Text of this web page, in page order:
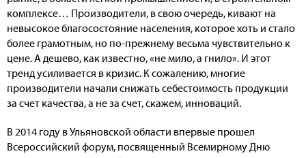
комплексе… Производители, в свою очередь, кивают на
невысокое благосостояние населения, которое хоть и стало
более грамотным, но по-прежнему весьма чувствительно к
цене. А дешево, как известно, «не мило, а гнило». И этот
тренд усиливается в кризис. К сожалению, многие
производители начали снижать себестоимость продукции
за счет качества, а не за счет, скажем, инноваций.
В 2014 году в Ульяновской области впервые прошел
Всероссийский форум, посвященный Всемирному Дню